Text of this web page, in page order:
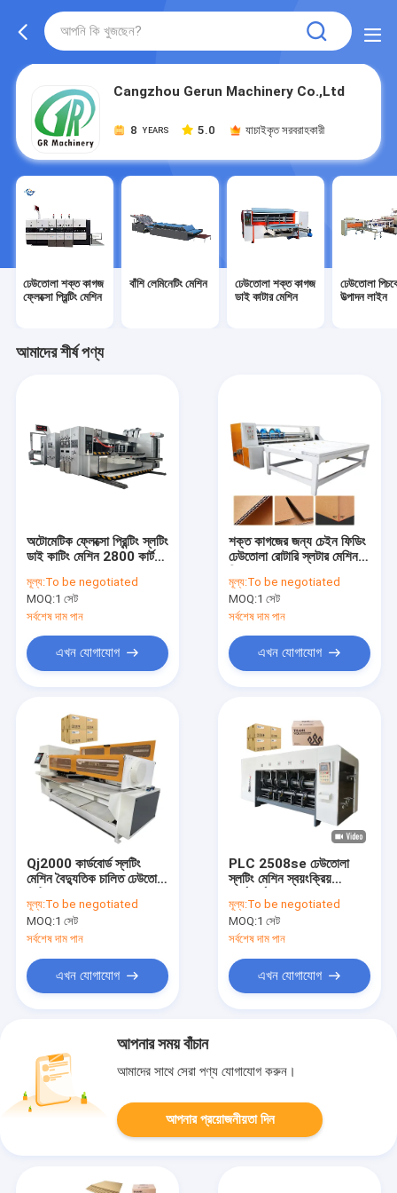
Cangzhou Gerun Machinery Co.,Ltd
8 YEARS 5.0 যাচাইকৃত সরবরাহকারী
ঢেউতোলা শক্ত কাগজ
ফ্লেক্সো প্রিন্টিং মেশিন
বাঁশি লেমিনেটিং মেশিন
ঢেউতোলা শক্ত কাগজ
ডাই কাটার মেশিন
ঢেউতোলা
উত্পাদন লাইন
আমাদের শীর্ষ পণ্য
অটোমেটিক ফ্লেক্সো প্রিন্টিং স্লটিং
ডাই কাটিং মেশিন 2800 কার্টন
মূল্য:To be negotiated
MOQ:1 সেট
সর্বশেষ দাম পান
এখন যোগাযোগ
শক্ত কাগজের জন্য চেইন ফিডিং
ঢেউতোলা রোটারি স্লটার মেশিন
মূল্য:To be negotiated
MOQ:1 সেট
সর্বশেষ দাম পান
এখন যোগাযোগ
Qj2000 কার্ডবোর্ড স্লটিং
মেশিন বৈদ্যুতিক চালিত ঢেউতোলা
মূল্য:To be negotiated
MOQ:1 সেট
সর্বশেষ দাম পান
এখন যোগাযোগ
PLC 2508se ঢেউতোলা
স্লটিং মেশিন স্বয়ংক্রিয়
মূল্য:To be negotiated
MOQ:1 সেট
সর্বশেষ দাম পান
এখন যোগাযোগ
আপনার সময় বাঁচান
আমাদের সাথে সেরা পণ্য যোগাযোগ করুন।
আপনার প্রয়োজনীয়তা দিন